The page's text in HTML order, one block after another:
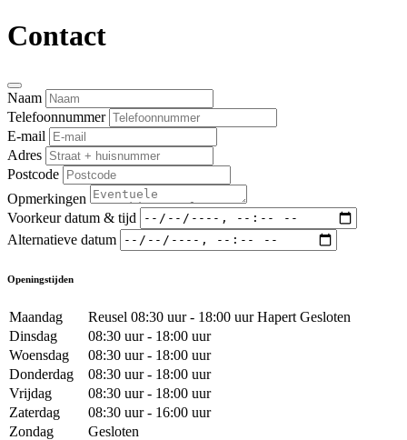
Contact
Naam
Telefoonnummer
E-mail
Adres
Postcode
Opmerkingen
Voorkeur datum & tijd
Alternatieve datum
Openingstijden
Maandag
Reusel 08:30 uur - 18:00 uur Hapert Gesloten
Dinsdag
08:30 uur - 18:00 uur
Woensdag
08:30 uur - 18:00 uur
Donderdag
08:30 uur - 18:00 uur
Vrijdag
08:30 uur - 18:00 uur
Zaterdag
08:30 uur - 16:00 uur
Zondag
Gesloten